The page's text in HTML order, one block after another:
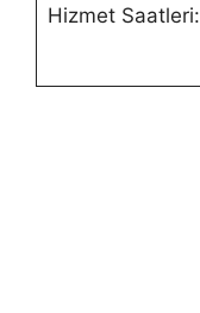
Hizmet Saatleri: